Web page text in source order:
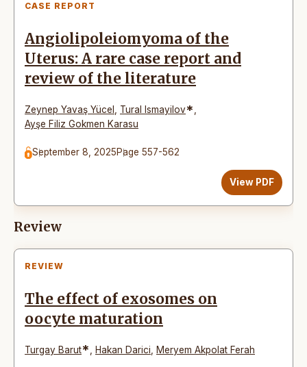
CASE REPORT
Angiolipoleiomyoma of the
Uterus: A rare case report and
review of the literature
Zeynep Yavaş Yücel Tural Ismayilov*
Ayşe Filiz Gokmen Karasu
September 8, 2025Page 557-562
View PDF
Review
REVIEW
The effect of exosomes on
oocyte maturation
Turgay Barut* Hakan Darici Meryem Akpolat Ferah